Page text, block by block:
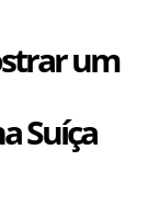
um
Suíça